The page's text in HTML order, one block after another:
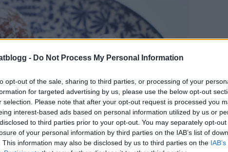
- Do Not Process My Personal Information
opt-out of the sale, sharing to third parties, or processing of your
for targeted advertising by us, please use the below opt-out
selection. Please note that after your opt-out request is processed you
interest-based ads based on personal information utilized by us or
to third parties prior to your opt-out. You may separately opt-
of your personal information by third parties on the IAB’s list of
This information may also be disclosed by us to third parties on the